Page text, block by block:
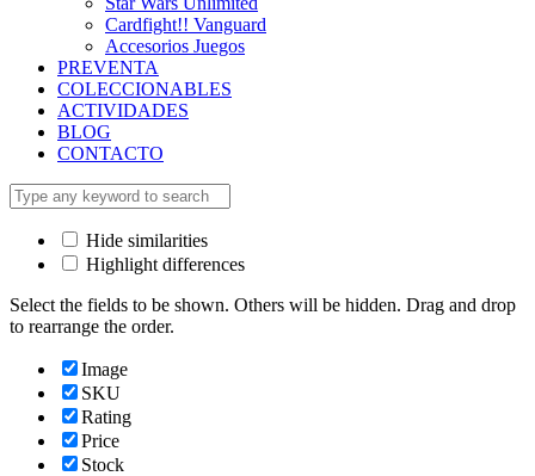
Cardfight!! Vanguard
Accesorios Juegos
PREVENTA
COLECCIONABLES
ACTIVIDADES
BLOG
CONTACTO
Hide similarities
Highlight differences
Select the fields to be shown. Others will be hidden. Drag and drop
to rearrange the order.
Image
SKU
Rating
Price
Stock